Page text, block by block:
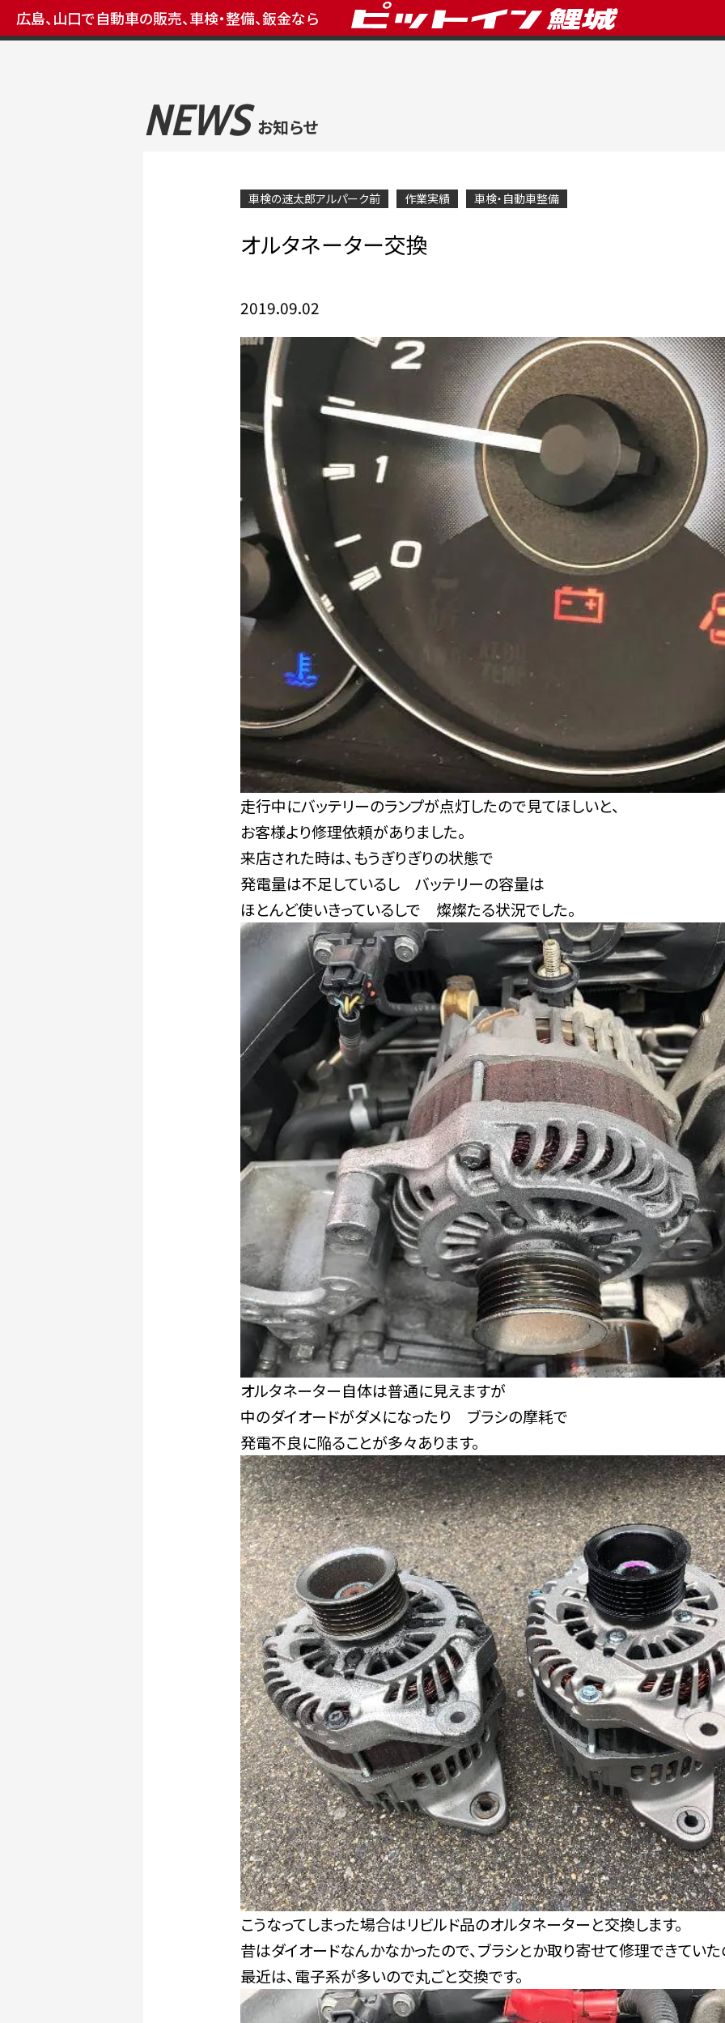
広島、山口で自動車の販売、車検・整備、鈑金なら
NEWS お知らせ
車検の速太郎アルパーク前 作業実績 車検・自動車整備
オルタネーター交換
2019.09.02
走行中にバッテリーのランプが点灯したので見てほしいと、
お客様より修理依頼がありました。
来店された時は、もうぎりぎりの状態で
発電量は不足しているし バッテリーの容量は
ほとんど使いきっているしで 燦燦たる状況でした。
オルタネーター自体は普通に見えますが
中のダイオードがダメになったり ブラシの摩耗で
発電不良に陥ることが多々あります。
こうなってしまった場合はリビルド品のオルタネーターと交換します。
昔はダイオードなんかなかったので、ブラシとか取り寄せて修理できてい
最近は、電子系が多いので丸ごと交換です。